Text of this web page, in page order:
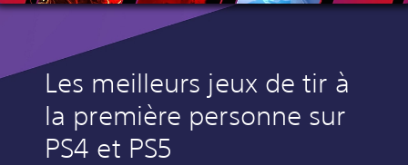
Les meilleurs jeux de tir à
la première personne sur
PS4 et PS5